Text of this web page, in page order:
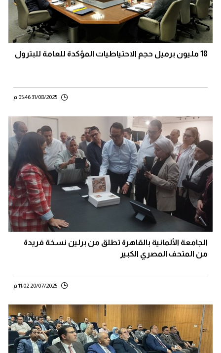
18 مليون برميل حجم الاحتياطيات المؤكدة للعامة للبترول
31/08/2025 05:46 م
الجامعة الألمانية بالقاهرة تطلق من برلين نسخة فريدة
من المتحف المصري الكبير
20/07/2025 11:02 م